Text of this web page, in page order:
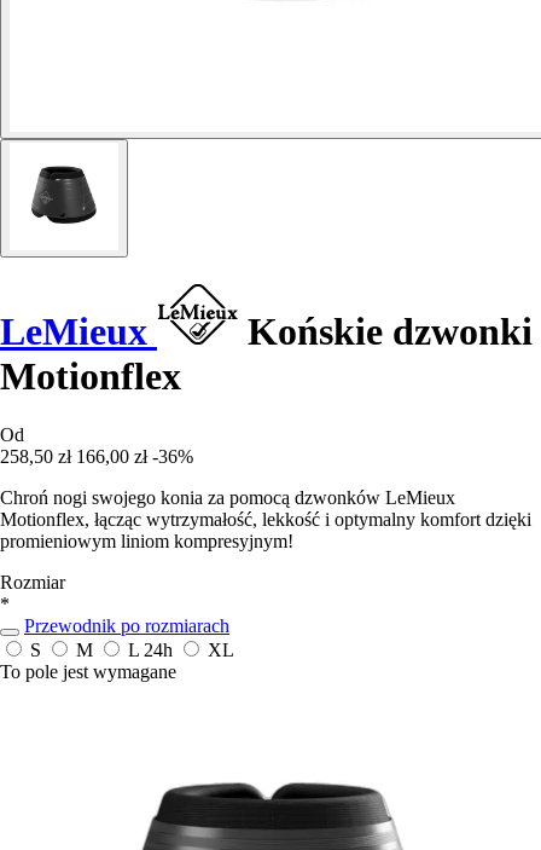
LeMieux
Końskie dzwonki
Motionflex
Od
258,50 zł 166,00 zł -36%
Chroń nogi swojego konia za pomocą dzwonków LeMieux
Motionflex, łącząc wytrzymałość, lekkość i optymalny komfort dzięki
promieniowym liniom kompresyjnym!
Rozmiar
*
Przewodnik po rozmiarach
S
M L 24h
XL
To pole jest wymagane